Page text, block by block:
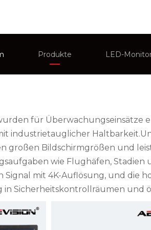
Produkte
Intelligentes interaktives
LED-
für
industrietauglicher
großen Bildschirmgrößen und
wie Flughäfen,
mit 4K-Auflösung, und die
in Sicherheitskontrollräumen und